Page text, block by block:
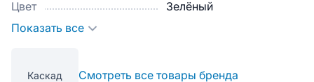
Цвет
Зелёный
Показать все
Каскад Смотреть все товары бренда